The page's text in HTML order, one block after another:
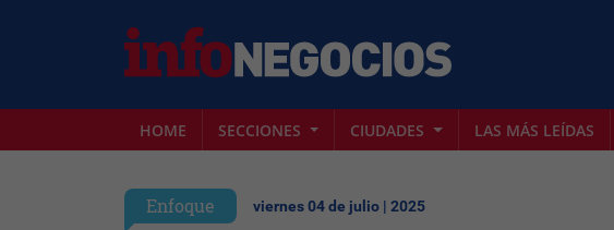
HOME SECCIONES CIUDADES LAS MÁS LEÍDAS
Enfoque viernes 04 de julio | 2025